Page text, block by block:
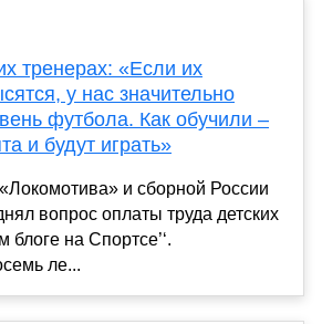
тренерах: «Если их
у нас значительно
футбола. Как обучили –
и будут играть»
и сборной России
вопрос оплаты труда детских
блоге на Спортсе’‘.
ле...